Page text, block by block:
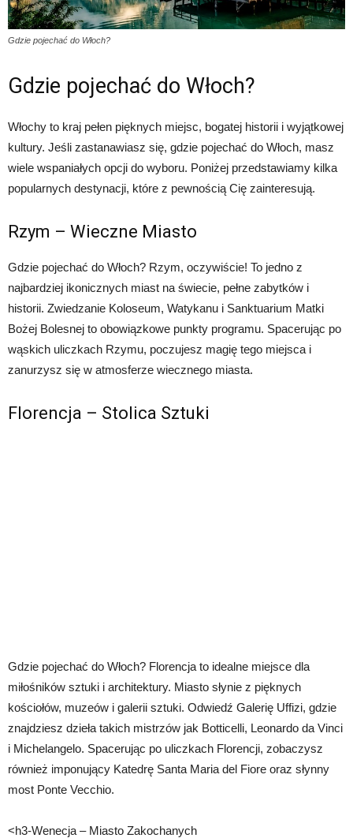
Gdzie pojechać do Włoch?
Gdzie pojechać do Włoch?
Włochy to kraj pełen pięknych miejsc, bogatej historii i wyjątkowej
kultury. Jeśli zastanawiasz się, gdzie pojechać do Włoch, masz
wiele wspaniałych opcji do wyboru. Poniżej przedstawiamy kilka
popularnych destynacji, które z pewnością Cię zainteresują.
Rzym – Wieczne Miasto
Gdzie pojechać do Włoch? Rzym, oczywiście! To jedno z
najbardziej ikonicznych miast na świecie, pełne zabytków i
historii. Zwiedzanie Koloseum, Watykanu i Sanktuarium Matki
Bożej Bolesnej to obowiązkowe punkty programu. Spacerując po
wąskich uliczkach Rzymu, poczujesz magię tego miejsca i
zanurzysz się w atmosferze wiecznego miasta.
Florencja – Stolica Sztuki
Gdzie pojechać do Włoch? Florencja to idealne miejsce dla
miłośników sztuki i architektury. Miasto słynie z pięknych
kościołów, muzeów i galerii sztuki. Odwiedź Galerię Uffizi, gdzie
znajdziesz dzieła takich mistrzów jak Botticelli, Leonardo da Vinci
i Michelangelo. Spacerując po uliczkach Florencji, zobaczysz
również imponujący Katedrę Santa Maria del Fiore oraz słynny
most Ponte Vecchio.
<h3-Wenecja – Miasto Zakochanych